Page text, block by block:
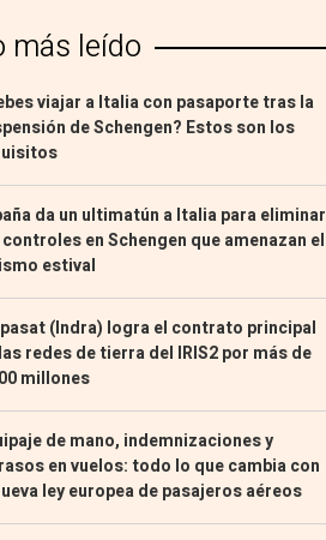
más leído
viajar a Italia con pasaporte tras la
de Schengen? Estos son los
da un ultimatún a Italia para eliminar
en Schengen que amenazan el
estival
(Indra) logra el contrato principal
redes de tierra del IRIS2 por más de
millones
de mano, indemnizaciones y
en vuelos: todo lo que cambia con
ley europea de pasajeros aéreos